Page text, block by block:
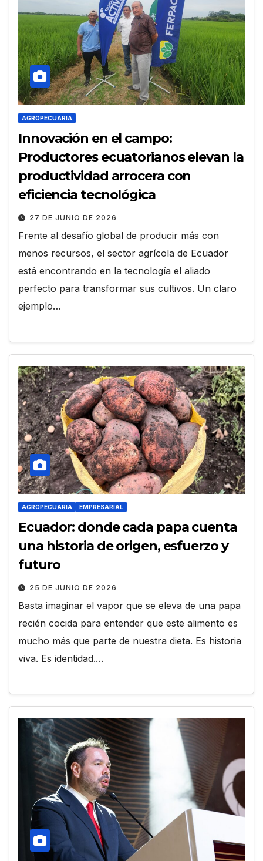
AGROPECUARIA
Innovación en el campo:
Productores ecuatorianos elevan la
productividad arrocera con
eficiencia tecnológica
27 DE JUNIO DE 2026
Frente al desafío global de producir más con
menos recursos, el sector agrícola de Ecuador
está encontrando en la tecnología el aliado
perfecto para transformar sus cultivos. Un claro
ejemplo…
AGROPECUARIA EMPRESARIAL
Ecuador: donde cada papa cuenta
una historia de origen, esfuerzo y
futuro
25 DE JUNIO DE 2026
Basta imaginar el vapor que se eleva de una papa
recién cocida para entender que este alimento es
mucho más que parte de nuestra dieta. Es historia
viva. Es identidad.…